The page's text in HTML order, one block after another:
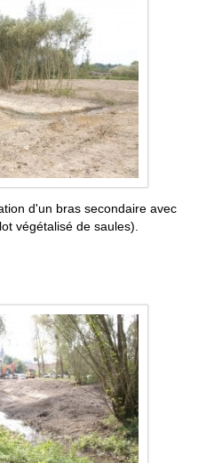
d'un bras secondaire avec
végétalisé de saules).